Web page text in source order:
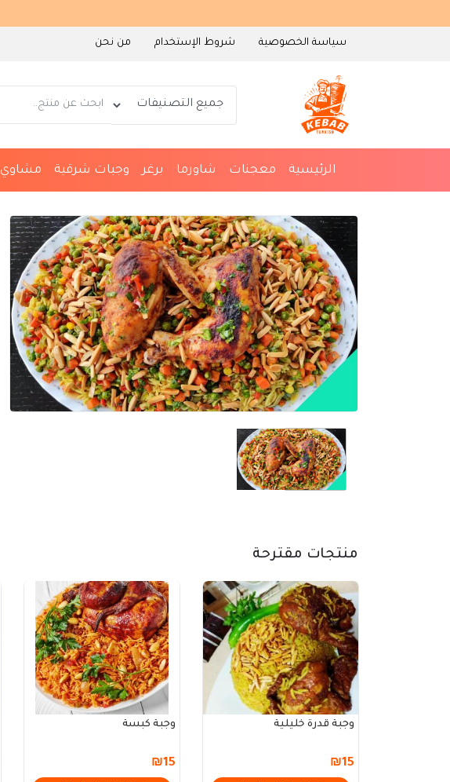
سياسة الخصوصية شروط الإستخدام من نحن
الرئيسية معجنات شاورما برغر وجبات شرقية مشاوي
منتجات مقترحة
وجبة قدرة خليلية
₪15
وجبة كبسة
₪15